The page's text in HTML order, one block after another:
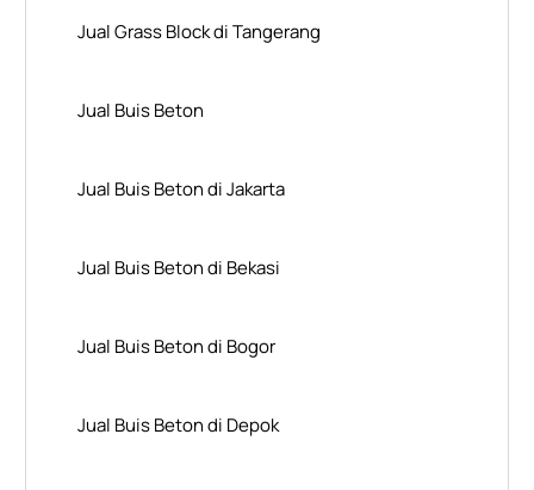
Jual Grass Block di Tangerang
Jual Buis Beton
Jual Buis Beton di Jakarta
Jual Buis Beton di Bekasi
Jual Buis Beton di Bogor
Jual Buis Beton di Depok